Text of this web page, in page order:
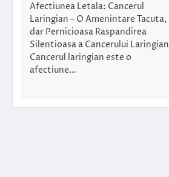
Afectiunea Letala: Cancerul
Laringian – O Amenintare Tacuta,
dar Pernicioasa Raspandirea
Silentioasa a Cancerului Laringian
Cancerul laringian este o
afectiune…